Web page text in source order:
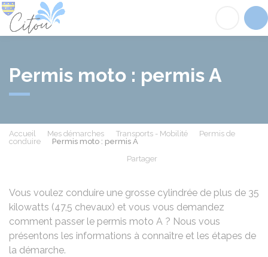
Permis moto : permis A
Accueil Mes démarches Transports - Mobilité
Permis de
conduire
Permis moto : permis A
Partager
Vous voulez conduire une grosse cylindrée de plus de 35
kilowatts (47,5 chevaux) et vous vous demandez
comment passer le permis moto A ? Nous vous
présentons les informations à connaître et les étapes de
la démarche.